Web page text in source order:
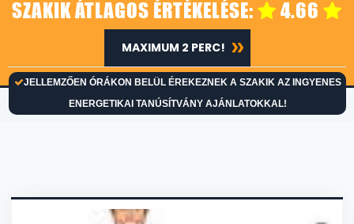
SZAKIK ÁTLAGOS ÉRTÉKELÉSE:
4.66
JELLEMZŐEN ÓRÁKON BELÜL ÉREKEZNEK A SZAKIK AZ INGYENES
ENERGETIKAI TANÚSÍTVÁNY AJÁNLATOKKAL!
MAXIMUM 2 PERC!